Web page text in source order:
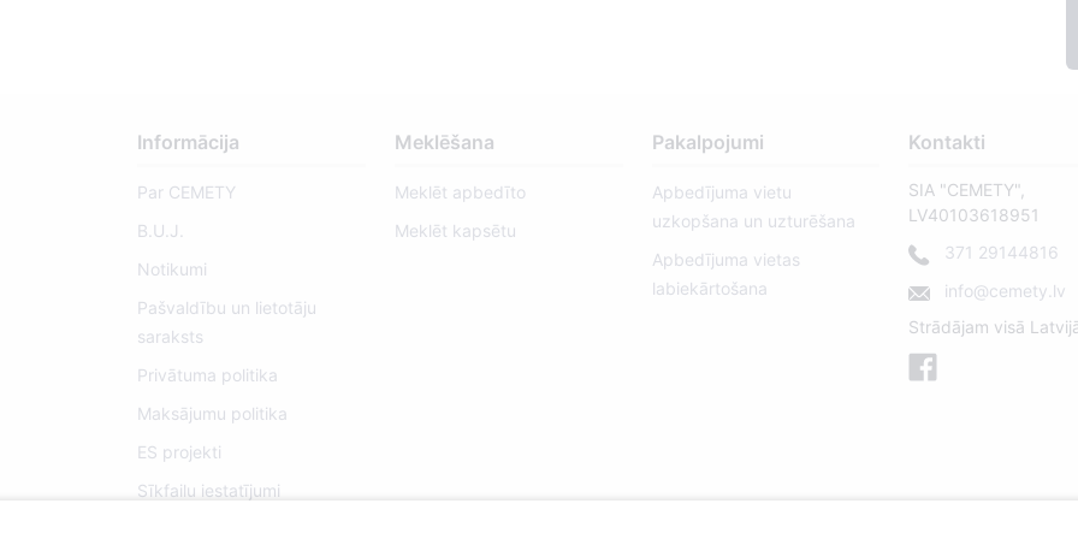
Informācija
Par CEMETY
B.U.J.
Notikumi
Pašvaldību un lietotāju
saraksts
Privātuma politika
Maksājumu politika
ES projekti
Sīkfailu iestatījumi
Meklēšana
Meklēt apbedīto
Meklēt kapsētu
Pakalpojumi
Apbedījuma vietu
uzkopšana un uzturēšana
Apbedījuma vietas
labiekārtošana
Kontakti
SIA "CEMETY",
LV40103618951
371 29144816
info@cemety.lv
Strādājam visā